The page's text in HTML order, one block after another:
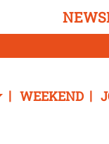
WEEKEND